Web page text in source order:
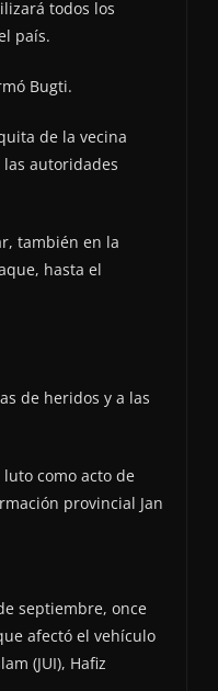
todos los
país.
Bugti.
de la vecina
autoridades
también en la
hasta el
de heridos y a las
como acto de
provincial Jan
septiembre, once
afectó el vehículo
(JUI), Hafiz